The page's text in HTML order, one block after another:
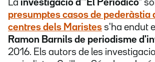
La investigació d'"El Periódico"
presumptes casos de pederàstia
centres dels Maristes s'ha endut
Ramon Barnils de periodisme
2016. Els autors de les